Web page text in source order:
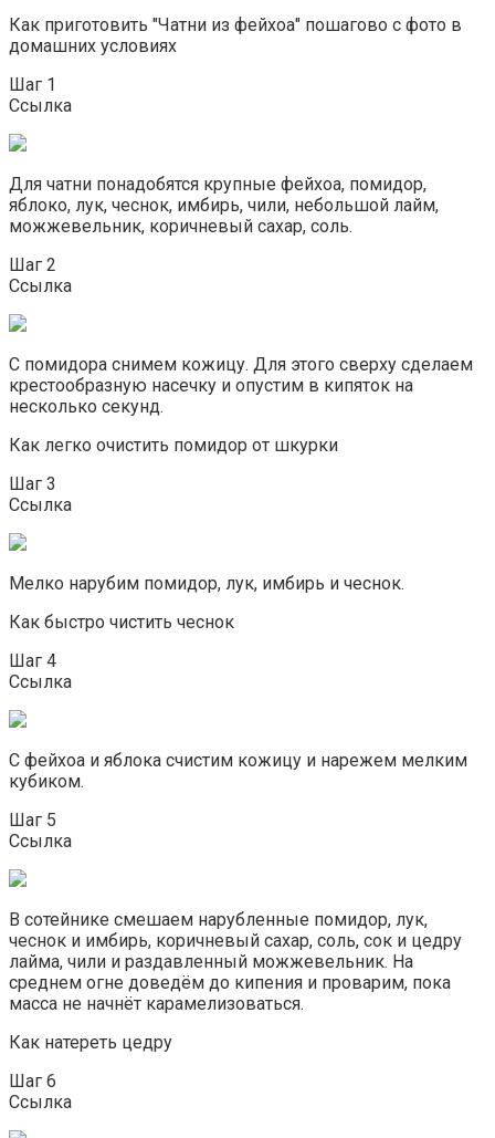
Как приготовить "Чатни из фейхоа" пошагово с фото в
домашних условиях
Шаг 1
Ссылка
Для чатни понадобятся крупные фейхоа, помидор,
яблоко, лук, чеснок, имбирь, чили, небольшой лайм,
можжевельник, коричневый сахар, соль.
Шаг 2
Ссылка
С помидора снимем кожицу. Для этого сверху сделаем
крестообразную насечку и опустим в кипяток на
несколько секунд.
Как легко очистить помидор от шкурки
Шаг 3
Ссылка
Мелко нарубим помидор, лук, имбирь и чеснок.
Как быстро чистить чеснок
Шаг 4
Ссылка
С фейхоа и яблока счистим кожицу и нарежем мелким
кубиком.
Шаг 5
Ссылка
В сотейнике смешаем нарубленные помидор, лук,
чеснок и имбирь, коричневый сахар, соль, сок и цедру
лайма, чили и раздавленный можжевельник. На
среднем огне доведём до кипения и проварим, пока
масса не начнёт карамелизоваться.
Как натереть цедру
Шаг 6
Ссылка